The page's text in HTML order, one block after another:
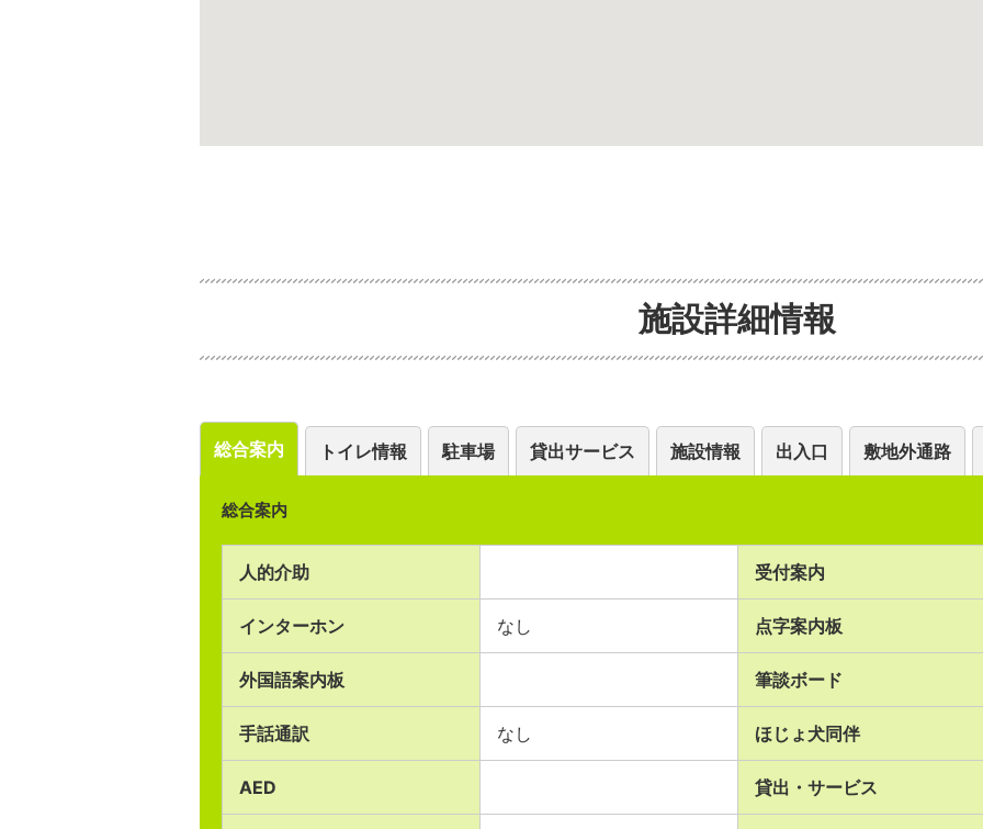
施設詳細情報
総合案内 トイレ情報 駐車場 貸出サービス 施設情報 出入口 敷地外通路
総合案内
人的介助 受付案内
インターホン なし 点字案内板
外国語案内板 筆談ボード
手話通訳 なし ほじょ犬同伴
AED 貸出・サービス